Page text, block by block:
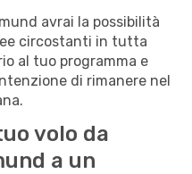
avrai la possibilità
circostanti in tutta
al tuo programma e
di rimanere nel
volo da
a un